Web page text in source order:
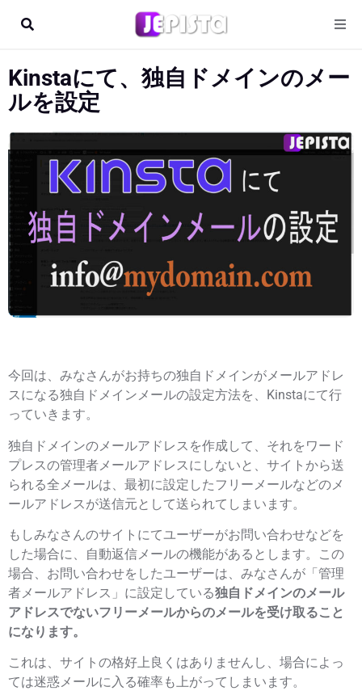
Kinstaにて、独自ドメインのメー
ルを設定
今回は、みなさんがお持ちの独自ドメインがメールアドレ
スになる独自ドメインメールの設定方法を、Kinstaにて行
っていきます。
独自ドメインのメールアドレスを作成して、それをワード
プレスの管理者メールアドレスにしないと、 サイトから送
られる全メールは、最初に設定したフリーメールなどのメ
ールアドレスが送信元として送られてしまいます。
もしみなさんのサイトにてユーザーがお問い合わせなどを
した場合に、自動返信メールの機能があるとします。この
場合、お問い合わせをしたユーザーは、みなさんが「管理
者メールアドレス」に設定している独自ドメインのメール
アドレスでないフリーメールからのメールを受け取ること
になります。
これは、サイトの格好上良くはありませんし、場合によっ
ては迷惑メールに入る確率も上がってしまいます。